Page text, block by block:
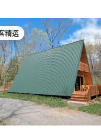
4.96 的平均評分（滿分 5 分
精選
精選